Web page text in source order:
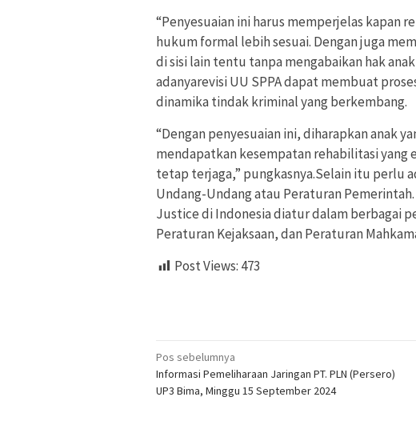
“Penyesuaian ini harus memperjelas kapan
hukum formal lebih sesuai. Dengan juga
di sisi lain tentu tanpa mengabaikan hak
adanyarevisi UU SPPA dapat membuat
dinamika tindak kriminal yang berkembang.
“Dengan penyesuaian ini, diharapkan anak
mendapatkan kesempatan rehabilitasi
tetap terjaga,” pungkasnya.Selain itu perlu
Undang-Undang atau Peraturan
Justice di Indonesia diatur dalam berbagai
Peraturan Kejaksaan, dan Peraturan
Post Views: 473
Navigasi
pos
Pos sebelumnya
Informasi Pemeliharaan Jaringan PT. PLN (Persero)
UP3 Bima, Minggu 15 September 2024